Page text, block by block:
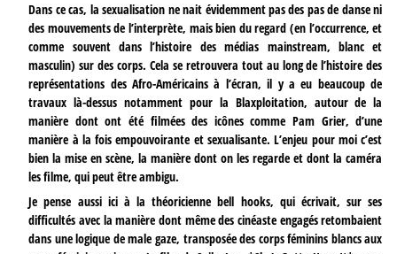
Dans ce cas, la sexualisation ne nait évidemment pas des pas de danse ni
des mouvements de l’interprète, mais bien du regard (en l’occurrence, et
comme souvent dans l’histoire des médias mainstream, blanc et
masculin) sur des corps. Cela se retrouvera tout au long de l’histoire des
représentations des Afro-Américains à l’écran, il y a eu beaucoup de
travaux là-dessus notamment pour la Blaxploitation, autour de la
manière dont ont été filmées des icônes comme Pam Grier, d’une
manière à la fois empouvoirante et sexualisante. L’enjeu pour moi c’est
bien la mise en scène, la manière dont on les regarde et dont la caméra
les filme, qui peut être ambigu.
Je pense aussi ici à la théoricienne bell hooks, qui écrivait, sur ses
difficultés avec la manière dont même des cinéaste engagés retombaient
dans une logique de male gaze, transposée des corps féminins blancs aux